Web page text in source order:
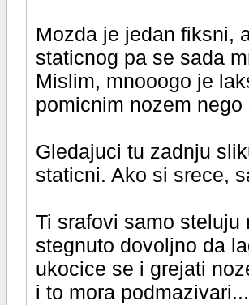
Mozda je jedan fiksni,
staticnog pa se sada
Mislim, mnooogo je
pomicnim nozem
Gledajuci tu zadnju
staticni. Ako si srece,
Ti srafovi samo
stegnuto dovoljno da
ukocice se i grejati
i to mora podmazivari...